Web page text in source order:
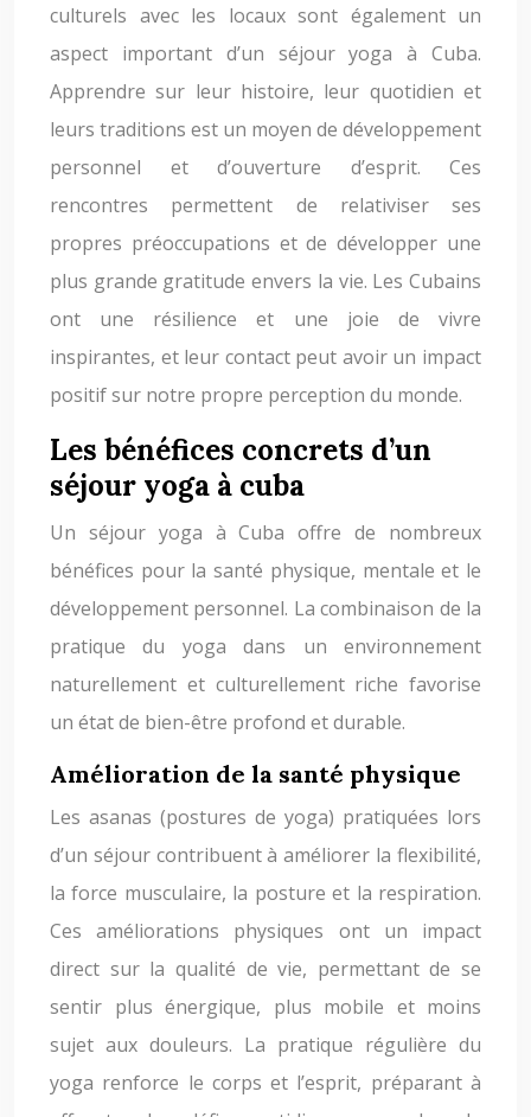
culturels avec les locaux sont également un
aspect important d’un séjour yoga à Cuba.
Apprendre sur leur histoire, leur quotidien et
leurs traditions est un moyen de développement
personnel et d’ouverture d’esprit. Ces
rencontres permettent de relativiser ses
propres préoccupations et de développer une
plus grande gratitude envers la vie. Les Cubains
ont une résilience et une joie de vivre
inspirantes, et leur contact peut avoir un impact
positif sur notre propre perception du monde.
Les bénéfices concrets d’un
séjour yoga à cuba
Un séjour yoga à Cuba offre de nombreux
bénéfices pour la santé physique, mentale et le
développement personnel. La combinaison de la
pratique du yoga dans un environnement
naturellement et culturellement riche favorise
un état de bien-être profond et durable.
Amélioration de la santé physique
Les asanas (postures de yoga) pratiquées lors
d’un séjour contribuent à améliorer la flexibilité,
la force musculaire, la posture et la respiration.
Ces améliorations physiques ont un impact
direct sur la qualité de vie, permettant de se
sentir plus énergique, plus mobile et moins
sujet aux douleurs. La pratique régulière du
yoga renforce le corps et l’esprit, préparant à